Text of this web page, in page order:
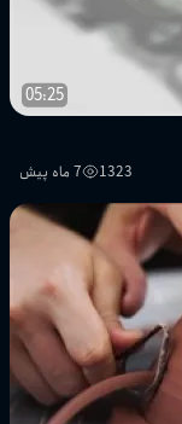
05:25
1323 7 ماه پیش